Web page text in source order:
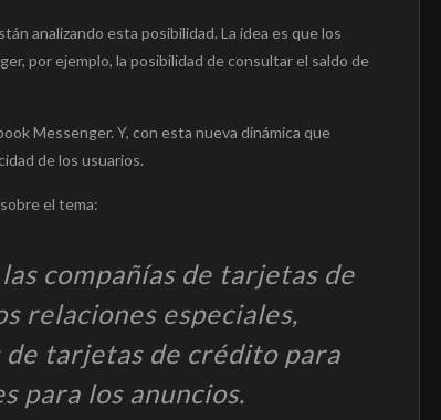
analizando esta posibilidad. La idea es que los
por ejemplo, la posibilidad de consultar el saldo de
Messenger. Y, con esta nueva dinámica que
de los usuarios.
el tema:
compañías de tarjetas de
relaciones especiales,
de tarjetas de crédito para
para los anuncios.